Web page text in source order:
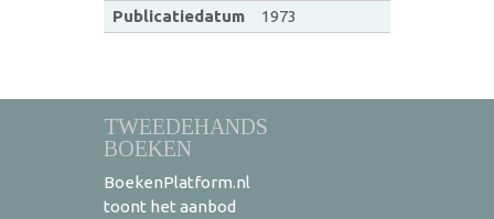
Publicatiedatum
1973
TWEEDEHANDS
BOEKEN
BoekenPlatform.nl
toont het aanbod